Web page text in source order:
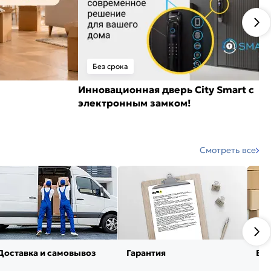
Без срока
Инновационная дверь City Smart с
электронным замком!
Смотреть все
и самовывоз Гарантия